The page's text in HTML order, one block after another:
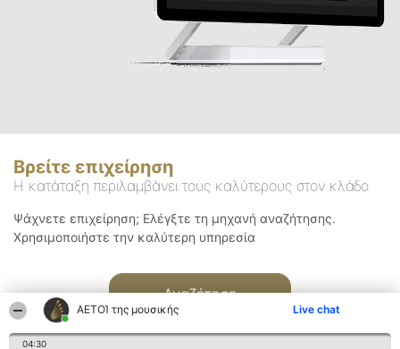
ΑΕΤΟΊ της μουσικής Live chat
04:30
Βρείτε επιχείρηση
Η κατάταξη περιλαμβάνει τους καλύτερους στον κλάδο
Ψάχνετε επιχείρηση; Ελέγξτε τη μηχανή αναζήτησης.
Χρησιμοποιήστε την καλύτερη υπηρεσία
Αναζήτηση